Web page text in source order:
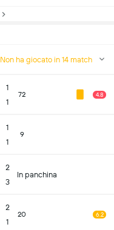
Non ha giocato in 14 match
1
1
72 4.8
1
1
9
2
3
In panchina
2
1
20 6.2